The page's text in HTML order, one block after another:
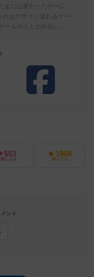
まには変わったゲーム
れなデザイン溢れるゲー
ームや人との出会いが
553
に入り
1968
持ってる
ント